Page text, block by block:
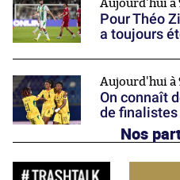
Aujourd'hui à
Pour Théo
a toujours
Aujourd'hui à
On connaît
de
Nos